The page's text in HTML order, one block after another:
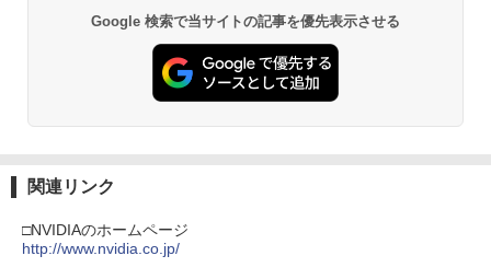
Google 検索で当サイトの記事を優先表示させる
関連リンク
□NVIDIAのホームページ
http://www.nvidia.co.jp/